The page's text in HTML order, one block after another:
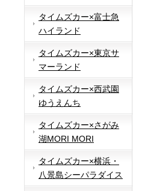
タイムズカー×富士急
ハイランド
タイムズカー×東京サ
マーランド
タイムズカー×西武園
ゆうえんち
タイムズカー×さがみ
湖MORI MORI
タイムズカー×横浜・
八景島シーパラダイス